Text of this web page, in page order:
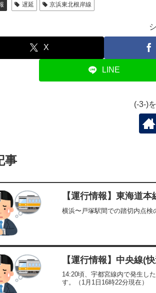
遅延 京浜東北根岸線
X
LINE
(-3-)
事
【運行情報】東海道
横浜〜戸塚駅間での踏切内点検
【運行情報】中央線(
14:20頃、宇都宮線内で発生し
す。（1月1日16時22分現在）